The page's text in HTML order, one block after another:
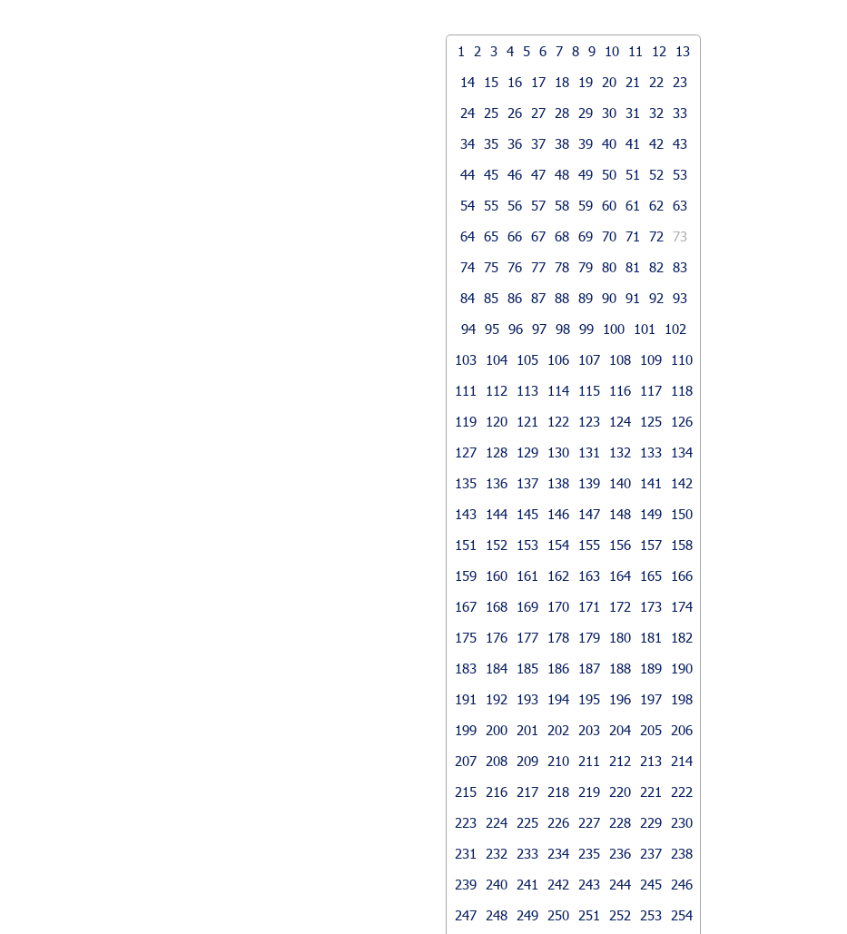
1 2 3 4 5 6 7 8 9 10 11 12
13
14
15 16 17 18 19 20 21 22
23
24
25 26 27 28 29 30 31 32
33
34 35 36 37 38 39 40 41 42
43
44 45 46 47 48 49 50 51 52
53
54 55 56 57 58 59 60 61 62
63
64 65 66 67 68 69 70 71 72
73
74 75 76 77 78 79 80 81 82
83
84 85 86 87 88 89 90 91 92
93
94 95 96 97 98 99 100 101
102
103
104 105 106 107 108 109
110
111
112 113 114 115 116 117
118
119
120 121 122 123 124 125
126
127
128 129 130 131 132 133
134
135
136 137 138 139 140 141
142
143
144 145 146 147 148 149
150
151
152 153 154 155 156 157
158
159
160 161 162 163 164 165
166
167
168 169 170 171 172 173
174
175
176 177 178 179 180 181
182
183
184 185 186 187 188 189
190
191
192 193 194 195 196 197
198
199
200 201 202 203 204 205
206
207
208 209 210 211 212 213
214
215
216 217 218 219 220 221
222
223
224 225 226 227 228 229
230
231
232 233 234 235 236 237
238
239
240 241 242 243 244 245
246
247
248 249 250 251 252 253 254